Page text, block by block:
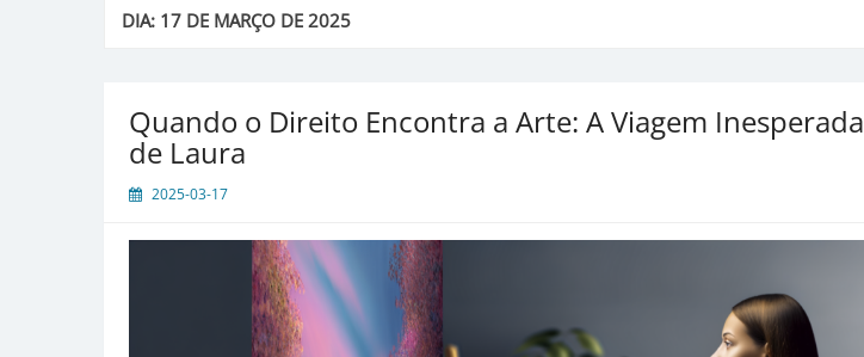
DIA: 17 DE MARÇO DE 2025
Quando o Direito Encontra a Arte: A Viagem Inesperada
de Laura
2025-03-17